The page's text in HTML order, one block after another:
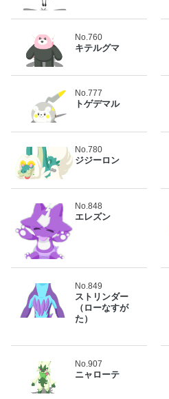
No.760
キテルグマ
No.777
トゲデマル
No.780
ジジーロン
No.848
エレズン
No.849
ストリンダー
（ローなすが
た）
No.907
ニャローテ